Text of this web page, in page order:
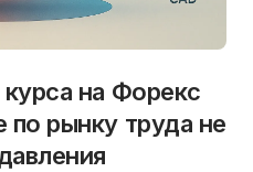
курса на Форекс
рынку труда не